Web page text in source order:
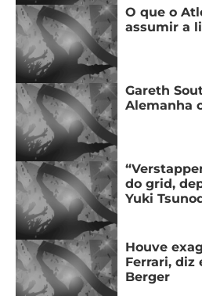
O que o
assumir a
Gareth
Alemanha
do grid,
Yuki
Houve
Ferrari, diz
Berger